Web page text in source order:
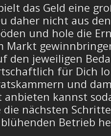
das Geld eine
daher nicht aus
und hole die
Markt
den jeweiligen
für Dich
und
kannst
nächsten
Betrieb